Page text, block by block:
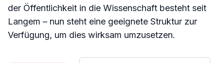
der Öffentlichkeit in die Wissenschaft besteht seit
Langem – nun steht eine geeignete Struktur zur
Verfügung, um dies wirksam umzusetzen.